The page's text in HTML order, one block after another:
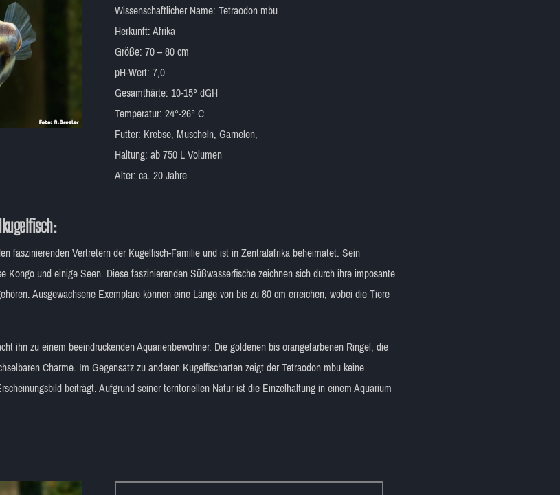
Wissenschaftlicher Name: Tetraodon mbu
Herkunft: Afrika
Größe: 70 – 80 cm
pH-Wert: 7,0
Gesamthärte: 10-15° dGH
Temperatur: 24°-26° C
Futter: Krebse, Muscheln, Garnelen,
Haltung: ab 750 L Volumen
Alter: ca. 20 Jahre
faszinierenden Vertretern der Kugelfisch-Familie und ist in Zentralafrika beheimatet. Sein
Kongo und einige Seen. Diese faszinierenden Süßwasserfische zeichnen sich durch ihre imposante
Ausgewachsene Exemplare können eine Länge von bis zu 80 cm erreichen, wobei die Tiere
ihn zu einem beeindruckenden Aquarienbewohner. Die goldenen bis orangefarbenen Ringel, die
Charme. Im Gegensatz zu anderen Kugelfischarten zeigt der Tetraodon mbu keine
beiträgt. Aufgrund seiner territoriellen Natur ist die Einzelhaltung in einem Aquarium